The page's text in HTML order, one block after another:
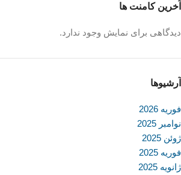
آخرین کامنت ها
دیدگاهی برای نمایش وجود ندارد.
آرشیوها
فوریه 2026
نوامبر 2025
ژوئن 2025
فوریه 2025
ژانویه 2025